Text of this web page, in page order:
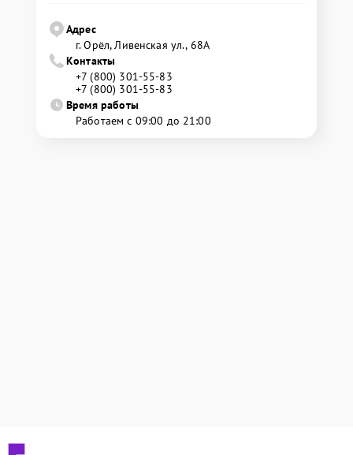
Адрес
г. Орёл, Ливенская ул., 68А
Контакты
+7 (800) 301-55-83
+7 (800) 301-55-83
Время работы
Работаем с 09:00 до 21:00